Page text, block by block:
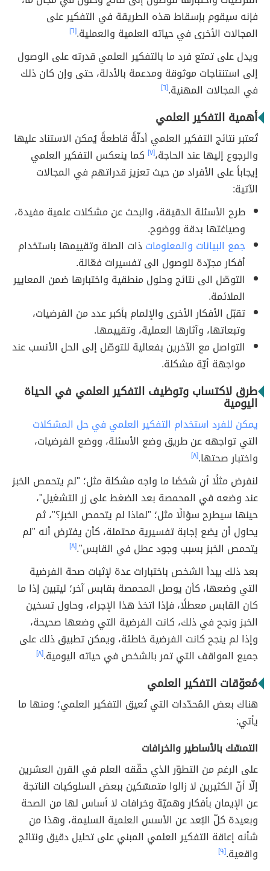
فإنه سيقوم بإسقاط هذه الطريقة في التفكير على
المجالات الأخرى في حياته العلمية والعملية.[٦]
ويدل على تمتع فرد ما بالتفكير العلمي قدرته على الوصول
إلى استنتاجات موثوقة ومدعمة بالأدلة، حتى وإن كان ذلك
في المجالات المهنية.[٦]
أهمية التفكير العلمي
تُعتبر نتائج التفكير العلمي أدلّةً قاطعةً يُمكن الاستناد عليها
والرجوع إليها عند الحاجة،[٧]
كما ينعكس التفكير العلمي
إيجاباً على الأفراد من حيث تعزيز قدراتهم في المجالات
الآتية:
طرح الأسئلة الدقيقة، والبحث عن مشكلات علمية مفيدة،
وصياغتها بدقة ووضوح.
جمع البيانات والمعلوماتذات الصلة وتقييمها باستخدام
أفكار مجرّدة للوصول الى تفسيرات فعّالة.
التوصّل الى نتائج وحلول منطقية واختبارها ضمن المعايير
الملائمة.
تقبّل الأفكار الأخرى والإلمام بأكبر عدد من الفرضيات،
وتبعاتها، وآثارها العملية، وتقييمها.
التواصل مع الآخرين بفعالية للتوصّل إلى الحل الأنسب عند
مواجهة أيّة مشكلة.
طرق لاكتساب وتوظيف التفكير العلمي في الحياة
اليومية
يمكن للفرد استخدام التفكير العلمي في حل المشكلات
التي تواجهه عن طريق وضع الأسئلة، ووضع الفرضيات،
واختبار صحتها.[٨]
لنفرض مثلًا أن شخصًا ما واجه مشكلة مثل؛ "لم يتحمص الخبز
عند وضعه في المحمصة بعد الضغط على زر التشغيل"،
حينها سيطرح سؤالًا مثل؛ "لماذا لم يتحمص الخبز؟"، ثم
يحاول أن يضع إجابة تفسيرية محتملة، كأن يفترض أنه "لم
يتحمص الخبز بسبب وجود عطل في القابس".[٨]
بعد ذلك يبدأ الشخص باختبارات عدة لإثبات صحة الفرضية
التي وضعها، كأن يوصل المحمصة بقابس آخر؛ ليتبين إذا ما
كان القابس معطلًا، فإذا اتخذ هذا الإجراء، وحاول تسخين
الخبز ونجح في ذلك، كانت الفرضية التي وضعها صحيحة،
وإذا لم ينجح كانت الفرضية خاطئة، ويمكن تطبيق ذلك على
جميع المواقف التي تمر بالشخص في حياته اليومية.[٨]
مُعوّقات التفكير العلمي
هناك بعض المُحدّدات التي تُعيق التفكير العلمي؛ ومنها ما
يأتي:
التمسّك بالأساطير والخرافات
على الرغم من التطوّر الذي حقّقه العلم في القرن العشرين
إلّا أنّ الكثيرين لا زالوا متمسّكين ببعض السلوكيات الناتجة
عن الإيمان بأفكار وهميّة وخرافات لا أساس لها من الصحة
وبعيدة كلّ البُعد عن الأسس العلمية السليمة، وهذا من
شأنه إعاقة التفكير العلمي المبني على تحليل دقيق ونتائج
واقعية.[٩]